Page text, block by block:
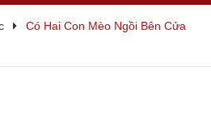
Có Hai Con Mèo Ngồi Bên Cửa